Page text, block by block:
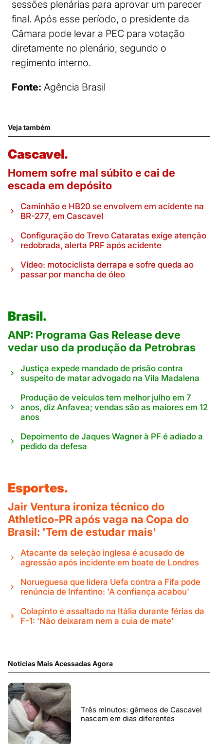
sessões plenárias para aprovar um parecer
final. Após esse período, o presidente da
Câmara pode levar a PEC para votação
diretamente no plenário, segundo o
regimento interno.
Fonte: Agência Brasil
Veja também
Cascavel.
Homem sofre mal súbito e cai de
escada em depósito
Caminhão e HB20 se envolvem em acidente na
BR-277, em Cascavel
Configuração do Trevo Cataratas exige atenção
redobrada, alerta PRF após acidente
Vídeo: motociclista derrapa e sofre queda ao
passar por mancha de óleo
Brasil.
ANP: Programa Gas Release deve
vedar uso da produção da Petrobras
Justiça expede mandado de prisão contra
suspeito de matar advogado na Vila Madalena
Produção de veículos tem melhor julho em 7
anos, diz Anfavea; vendas são as maiores em 12
anos
Depoimento de Jaques Wagner à PF é adiado a
pedido da defesa
Esportes.
Jair Ventura ironiza técnico do
Athletico-PR após vaga na Copa do
Brasil: 'Tem de estudar mais'
Atacante da seleção inglesa é acusado de
agressão após incidente em boate de Londres
Norueguesa que lidera Uefa contra a Fifa pode
renúncia de Infantino: 'A confiança acabou'
Colapinto é assaltado na Itália durante férias da
F-1: 'Não deixaram nem a cuia de mate'
Notícias Mais Acessadas Agora
Três minutos: gêmeos de Cascavel
nascem em dias diferentes